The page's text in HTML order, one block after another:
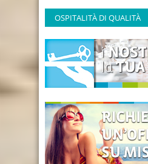
OSPITALITÀ DI QUALITÀ